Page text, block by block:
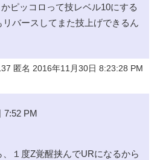
ピッコロって技レベル10にする
バースしてまた技上げできるん
匿名 2016年11月30日 8:23:28 PM
7:52 PM
１度Z覚醒挟んでURになるから